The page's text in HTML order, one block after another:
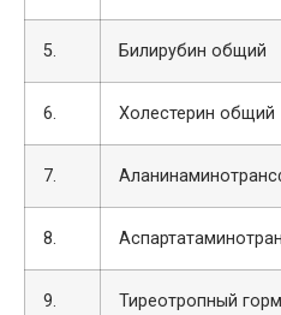
5. Билирубин общий
6. Холестерин
7.
8.
9. Тиреотропный